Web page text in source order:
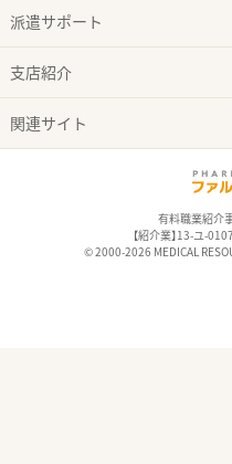
派遣サポート
支店紹介
関連サイト
有料職業紹介
【紹介業】13-ユ-
© 2000-2026 MEDICAL